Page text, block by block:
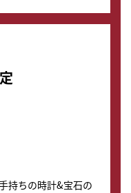
持ちの時計&宝石の